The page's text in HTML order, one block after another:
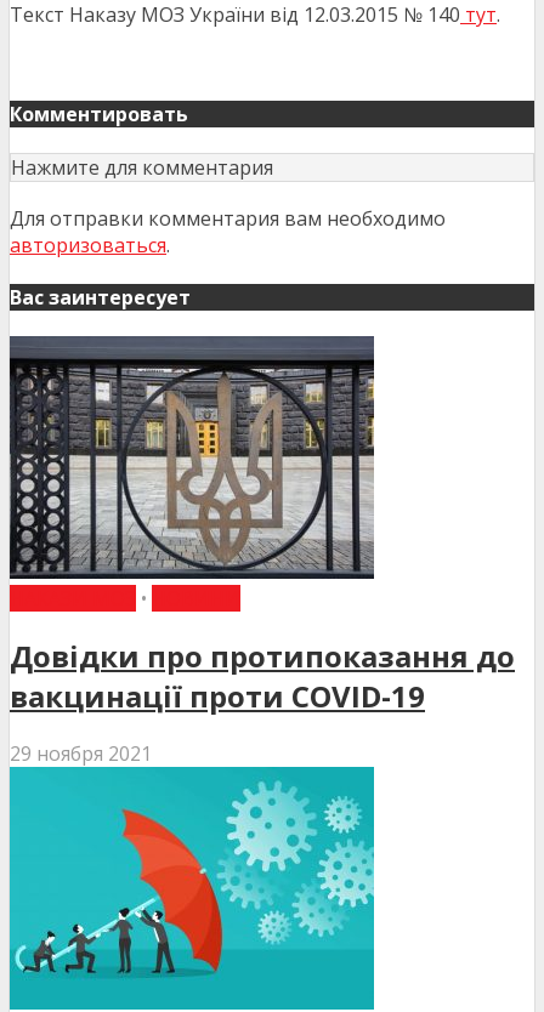
Текст Наказу МОЗ України від 12.03.2015 № 140 тут.
Комментировать
Нажмите для комментария
Для отправки комментария вам необходимо
авторизоваться.
Вас заинтересует
•
Довідки про протипоказання до
вакцинації проти COVID-19
29 ноября 2021